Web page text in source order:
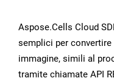
Aspose.Cells Cloud
semplici per
immagine, simili al
tramite chiamate API